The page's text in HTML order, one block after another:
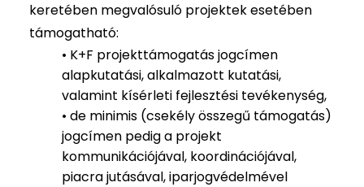
keretében megvalósuló projektek esetében
támogatható:
• K+F projekttámogatás jogcímen
alapkutatási, alkalmazott kutatási,
valamint kísérleti fejlesztési tevékenység,
• de minimis (csekély összegű támogatás)
jogcímen pedig a projekt
kommunikációjával, koordinációjával,
piacra jutásával, iparjogvédelmével